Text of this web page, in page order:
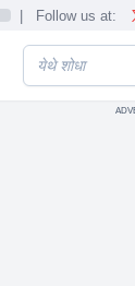
| Follow us at:
bahin yojana